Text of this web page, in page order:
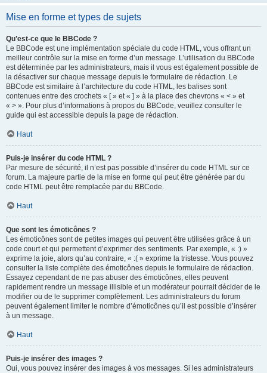
Mise en forme et types de sujets
Qu’est-ce que le BBCode ?
Le BBCode est une implémentation spéciale du code HTML, vous offrant un
meilleur contrôle sur la mise en forme d’un message. L’utilisation du BBCode
est déterminée par les administrateurs, mais il vous est également possible de
la désactiver sur chaque message depuis le formulaire de rédaction. Le
BBCode est similaire à l’architecture du code HTML, les balises sont
contenues entre des crochets « [ » et « ] » à la place des chevrons « < » et
« > ». Pour plus d’informations à propos du BBCode, veuillez consulter le
guide qui est accessible depuis la page de rédaction.
Haut
Puis-je insérer du code HTML ?
Par mesure de sécurité, il n’est pas possible d’insérer du code HTML sur ce
forum. La majeure partie de la mise en forme qui peut être générée par du
code HTML peut être remplacée par du BBCode.
Haut
Que sont les émoticônes ?
Les émoticônes sont de petites images qui peuvent être utilisées grâce à un
code court et qui permettent d’exprimer des sentiments. Par exemple, « :) »
exprime la joie, alors qu’au contraire, « :( » exprime la tristesse. Vous pouvez
consulter la liste complète des émoticônes depuis le formulaire de rédaction.
Essayez cependant de ne pas abuser des émoticônes, elles peuvent
rapidement rendre un message illisible et un modérateur pourrait décider de le
modifier ou de le supprimer complètement. Les administrateurs du forum
peuvent également limiter le nombre d’émoticônes qu’il est possible d’insérer
à un message.
Haut
Puis-je insérer des images ?
Oui, vous pouvez insérer des images à vos messages. Si les administrateurs